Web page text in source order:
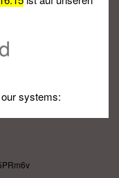
systems: